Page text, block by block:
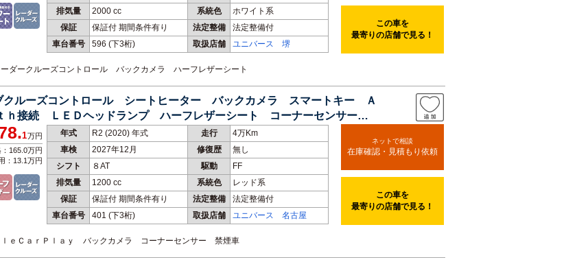
排気量
2000 cc 系統色
ホワイト系
保証
保証付 期間条件有り 法定整備
法定整備付
車台番号
596 (下3桁) 取扱店舗 ユニバース 堺
ダークルーズコントロール バックカメラ ハーフレザーシート
この車を
最寄りの店舗で見る！
クルーズコントロール シートヒーター バックカメラ スマートキー Ａ
ｈ接続 ＬＥＤヘッドランプ ハーフレザーシート コーナーセンサー
年式 R2 (2020) 年式 走行
4万Km
車検
2027年12月 修復歴
無し
シフト
８AT 駆動
FF
排気量
1200 cc 系統色
レッド系
保証
保証付 期間条件有り 法定整備
法定整備付
車台番号
401 (下3桁) 取扱店舗 ユニバース 名古屋
1万円
165.0万円
：13.1万円
ｌｅＣａｒＰｌａｙ バックカメラ コーナーセンサー 禁煙車
ネットで相談
在庫確認・見積もり依頼
この車を
最寄りの店舗で見る！